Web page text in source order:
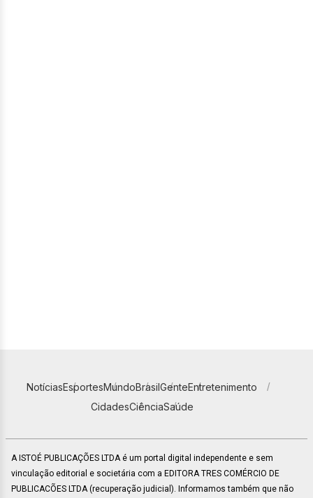
NotíciasEsportesMundoBrasilGenteEntretenimento
CidadesCiênciaSaúde
A ISTOÉ PUBLICAÇÕES LTDA é um portal digital independente e sem
vinculação editorial e societária com a EDITORA TRES COMÉRCIO DE
PUBLICACÕES LTDA (recuperação judicial). Informamos também que não